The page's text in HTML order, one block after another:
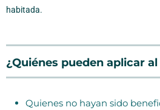
habitada.
¿Quiénes pueden aplicar
Quienes no hayan sido